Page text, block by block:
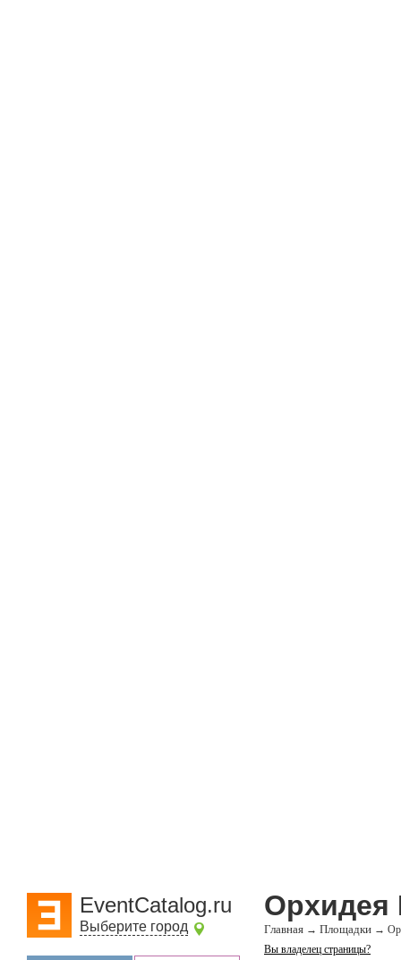
EventCatalog.ru
Выберите город
Орхидея
Главная → Площадки →
Вы владелец страницы?